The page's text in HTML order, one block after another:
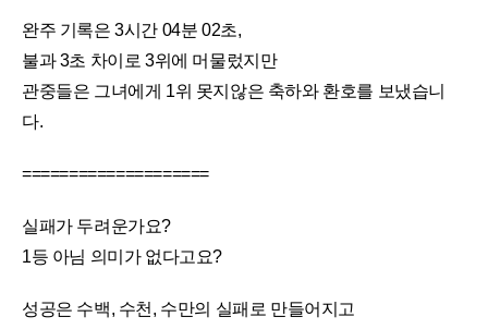
완주 기록은 3시간 04분 02초,
불과 3초 차이로 3위에 머물렀지만
관중들은 그녀에게 1위 못지않은 축하와 환호를 보냈습니
다.
====================
실패가 두려운가요?
1등 아님 의미가 없다고요?
성공은 수백, 수천, 수만의 실패로 만들어지고